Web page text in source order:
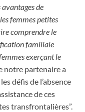
avantages de
femmes petites
comprendre le
familiale
exerçant le
notre partenaire a
défis de l’absence
de ces
transfrontalières”.